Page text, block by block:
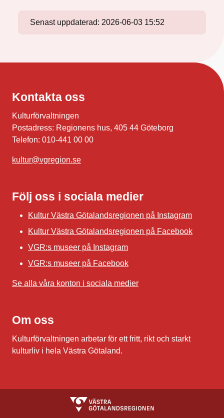
Senast uppdaterad: 2026-06-03 15:52
Kontakta oss
Kulturförvaltningen
Postadress: Regionens hus, 405 44 Göteborg
Telefon: 010-441 00 00
kultur@vgregion.se
Följ oss i sociala medier
Kultur Västra Götalandsregionen på Instagram
Kultur Västra Götalandsregionen på Facebook
VGR:s museer på Instagram
VGR:s museer på Facebook
Se alla våra konton i sociala medier
Om oss
Kulturförvaltningen arbetar för ett fritt, rikt och starkt
kulturliv i hela Västra Götaland.